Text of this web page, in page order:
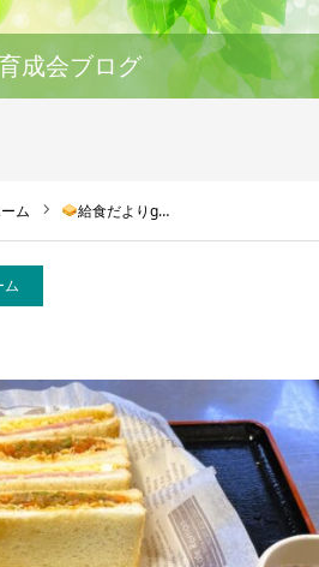
成会ブログ
ム 給食だよりɡ…
ム